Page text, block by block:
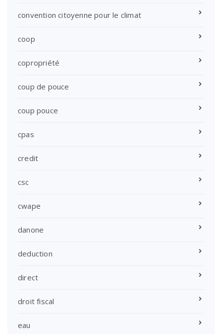
convention citoyenne pour le climat
coop
copropriété
coup de pouce
coup pouce
cpas
credit
csc
cwape
danone
deduction
direct
droit fiscal
eau